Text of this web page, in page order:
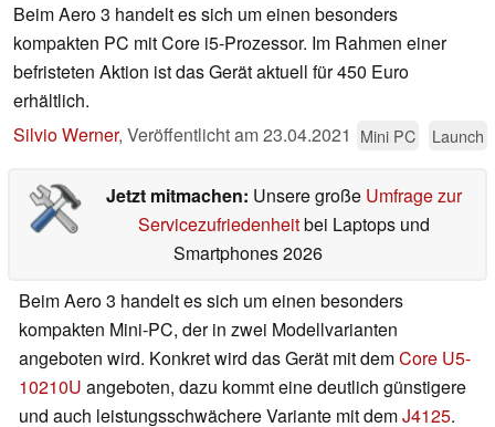
Beim Aero 3 handelt es sich um einen besonders
kompakten PC mit Core i5-Prozessor. Im Rahmen einer
befristeten Aktion ist das Gerät aktuell für 450 Euro
erhältlich.
Silvio Werner, Veröffentlicht am23.04.2021 Mini PC Launch
Jetzt mitmachen: Unsere große Umfrage zur
Servicezufriedenheitbei Laptops und
Smartphones 2026
Beim Aero 3 handelt es sich um einen besonders
kompakten Mini-PC, der in zwei Modellvarianten
angeboten wird. Konkret wird das Gerät mit demCore U5-
10210U angeboten, dazu kommt eine deutlich günstigere
und auch leistungsschwächere Variante mit demJ4125.